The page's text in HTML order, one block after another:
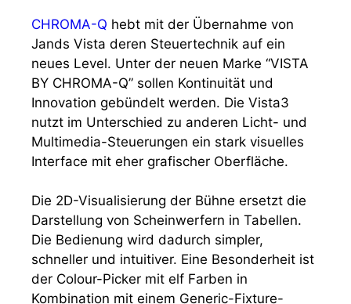
CHROMA-Q hebt mit der Übernahme von
Jands Vista deren Steuertechnik auf ein
neues Level. Unter der neuen Marke “VISTA
BY CHROMA-Q” sollen Kontinuität und
Innovation gebündelt werden. Die Vista3
nutzt im Unterschied zu anderen Licht- und
Multimedia-Steuerungen ein stark visuelles
Interface mit eher grafischer Oberfläche.
Die 2D-Visualisierung der Bühne ersetzt die
Darstellung von Scheinwerfern in Tabellen.
Die Bedienung wird dadurch simpler,
schneller und intuitiver. Eine Besonderheit ist
der Colour-Picker mit elf Farben in
Kombination mit einem Generic-Fixture-